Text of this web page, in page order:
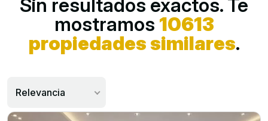
Sin resultados exactos. Te
mostramos 10613
propiedades similares.
Relevancia